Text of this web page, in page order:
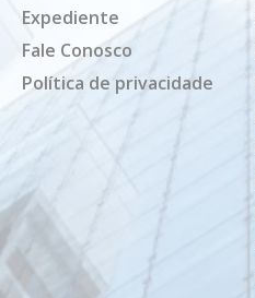
Expediente
Fale Conosco
Política de privacidade